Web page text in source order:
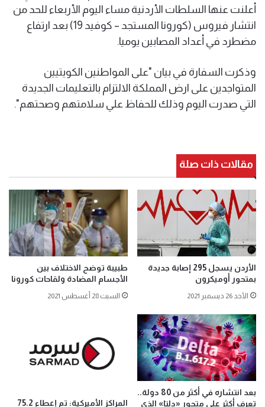
أعلنت عنها السلطات الأردنية مساء اليوم الأربعاء للحد من
انتشار فيروس (كورونا المستجد – كوفيد 19) بعد ارتفاع
مضطرد في أعداد المصابين يوميا.
وذكرت السفارة في بيان "على المواطنين الكويتيين
المتواجدين على ارض المملكة الالتزام بالتعليمات الجديدة
التي صدرت اليوم وذلك للحفاظ علي سلامتهم وصحتهم".
مقالات ذات صلة
الأردن يسجل 295 إصابة جديدة
بمتحور أوميكرون
الأحد 26 ديسمبر 2021
طبيبة توضح الاختلاف بين
الأجسام المضادة ولقاحات كورونا
السبت 28 أغسطس 2021
بعد انتشاره في أكثر من 80 دولة..
تعرف أكثر على متحور «دلتا» الذي
المراكز الأميركية: تم إعطاء 75.2